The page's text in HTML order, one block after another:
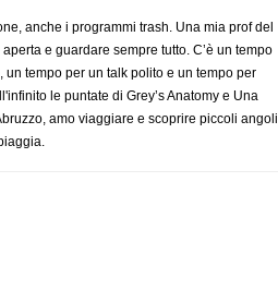
anche i programmi trash. Una mia prof del
e guardare sempre tutto. C’è un tempo
tempo per un talk polito e un tempo per
le puntate di Grey’s Anatomy e Una
amo viaggiare e scoprire piccoli angoli